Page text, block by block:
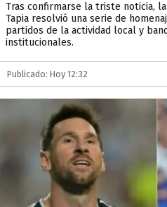
Tras confirmarse la triste noticia,
Tapia resolvió una serie de
partidos de la actividad local y
institucionales.
Publicado: Hoy 12:32